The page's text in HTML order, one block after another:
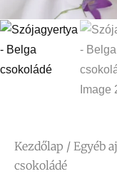
Kezdőlap / Egyéb
csokoládé